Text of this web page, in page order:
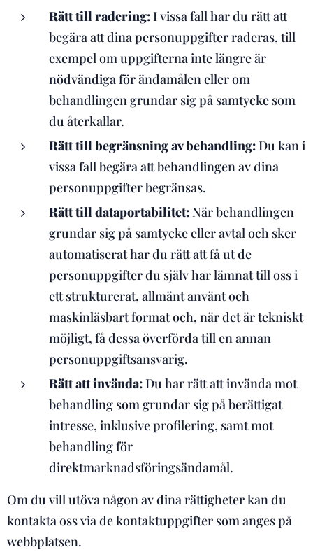
Rätt till radering:I vissa fall har du rätt att
begära att dina personuppgifter raderas, till
exempel om uppgifterna inte längre är
nödvändiga för ändamålen eller om
behandlingen grundar sig på samtycke som
du återkallar.
Rätt till begränsning av behandling:Du kan i
vissa fall begära att behandlingen av dina
personuppgifter begränsas.
Rätt till dataportabilitet:När behandlingen
grundar sig på samtycke eller avtal och sker
automatiserat har du rätt att få ut de
personuppgifter du själv har lämnat till oss i
ett strukturerat, allmänt använt och
maskinläsbart format och, när det är tekniskt
möjligt, få dessa överförda till en annan
personuppgiftsansvarig.
Rätt att invända:Du har rätt att invända mot
behandling som grundar sig på berättigat
intresse, inklusive profilering, samt mot
behandling för
direktmarknadsföringsändamål.
Om du vill utöva någon av dina rättigheter kan du
kontakta oss via de kontaktuppgifter som anges på
webbplatsen.